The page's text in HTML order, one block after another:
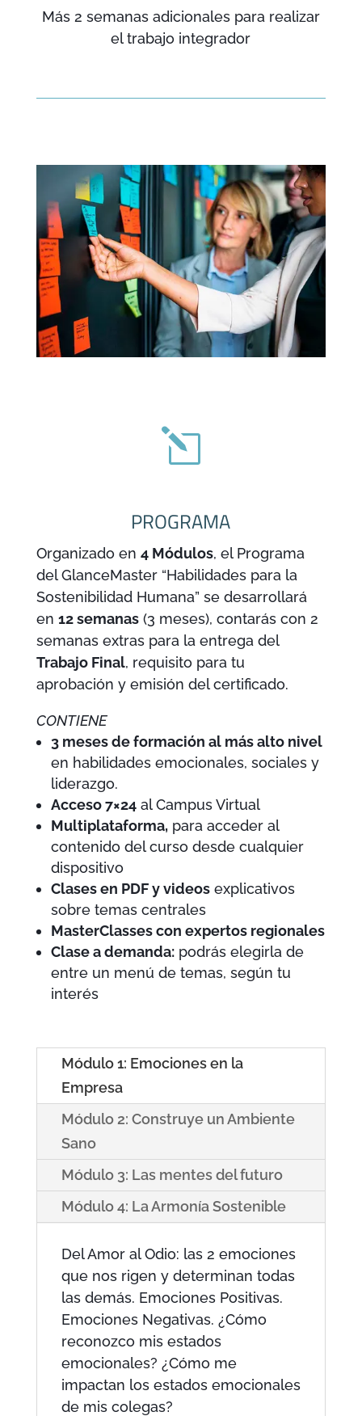
Más 2 semanas adicionales para realizar
el trabajo integrador
l
PROGRAMA
Organizado en 4 Módulos, el Programa
del GlanceMaster “Habilidades para la
Sostenibilidad Humana” se desarrollará
en 12 semanas(3 meses), contarás con 2
semanas extras para la entrega del
Trabajo Final, requisito para tu
aprobación y emisión del certificado.
CONTIENE
3 meses de formación al más alto nivel
en habilidades emocionales, sociales y
liderazgo.
Acceso 7×24al Campus Virtual
Multiplataforma,para acceder al
contenido del curso desde cualquier
dispositivo
Clases en PDF y videosexplicativos
sobre temas centrales
MasterClasses con expertos regionales
Clase a demanda:podrás elegirla de
entre un menú de temas, según tu
interés
Módulo 1: Emociones en la
Empresa
Módulo 2: Construye un Ambiente
Sano
Módulo 3: Las mentes del futuro
Módulo 4: La Armonía Sostenible
Del Amor al Odio: las 2 emociones
que nos rigen y determinan todas
las demás. Emociones Positivas.
Emociones Negativas. ¿Cómo
reconozco mis estados
emocionales? ¿Cómo me
impactan los estados emocionales
de mis colegas?